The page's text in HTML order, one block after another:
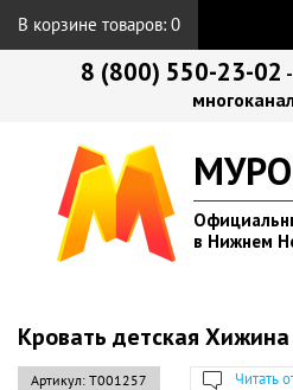
В корзине товаров: 0
8 (800) 550-23-02
в Нижнем
Кровать детская Хижина
Артикул: Т001257 Читать